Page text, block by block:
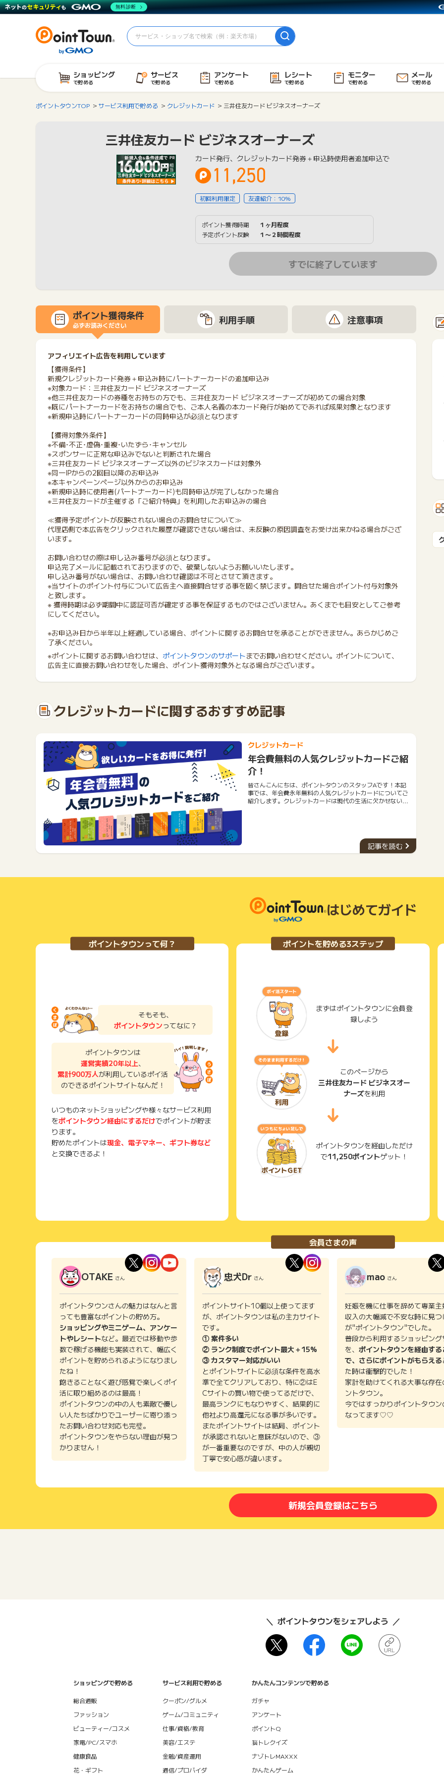
ショッピング
で貯める
サービス
で貯める
アンケート
で貯める
レシート
で貯める
モニター
で貯める
メール
で貯める
ポイントタウンTOP サービス利用で貯める クレジットカード 三井住友カード ビジネスオーナーズ
三井住友カード ビジネスオーナーズ
カード発行、クレジットカード発券＋申込時使用者追加申込で
11,250
初回利用限定 友達紹介：10%
ポイント獲得時期
１ヶ月程度
予定ポイント反映
１〜２時間程度
すでに終了しています
ポイント獲得条件
必ずお読みください 利用手順 注意事項
アフィリエイト広告を利用しています
【獲得条件】
新規クレジットカード発券＋申込み時にパートナーカードの追加申込み
※対象カード：三井住友カード ビジネスオーナーズ
※他三井住友カードの券種をお持ちの方でも、三井住友カード ビジネスオーナーズが初めての場合対象
※既にパートナーカードをお持ちの場合でも、ご本人名義の本カード発行が始めてであれば成果対象となります
※新規申込時にパートナーカードの同時申込が必須となります
【獲得対象外条件】
※不備･不正･虚偽･重複･いたずら･キャンセル
※スポンサーに正常な申込みでないと判断された場合
※三井住友カード ビジネスオーナーズ以外のビジネスカードは対象外
※同一IPからの2回目以降のお申込み
※本キャンペーンページ以外からのお申込み
※新規申込時に使用者(パートナーカード)も同時申込が完了しなかった場合
※三井住友カードが主催する「ご紹介特典」を利用したお申込みの場合
≪獲得予定ポイントが反映されない場合のお問合せについて≫
代理店側で本広告をクリックされた履歴が確認できない場合は、未反映の原因調査をお受け出来かねる場合がござ
います。
お問い合わせの際は申し込み番号が必須となります。
申込完了メールに記載されておりますので、破棄しないようお願いいたします。
申し込み番号がない場合は、お問い合わせ確認は不可とさせて頂きます。
※当サイトのポイント付与について広告主へ直接問合せする事を固く禁じます。問合せた場合ポイント付与対象外
と致します。
※ 獲得時期は必ず期間中に認証可否が確定する事を保証するものではございません。あくまでも目安としてご参考
にしてください。
※お申込み日から半年以上経過している場合、ポイントに関するお問合せを承ることができません。あらかじめご
了承ください。
※ポイントに関するお問い合わせは、 ポイントタウンのサポートまでお問い合わせください。ポイントについて、
広告主に直接お問い合わせをした場合、ポイント獲得対象外となる場合がございます。
クレジットカードに関するおすすめ記事
クレジットカード
年会費無料の人気クレジットカードご紹
介！
皆さんこんにちは、ポイントタウンのスタッフAです！本記
事では、年会費永年無料の人気クレジットカードについてご
紹介します。クレジットカードは現代の生活に欠かせないツ
ビスを提供しながらも、年会費を一切支払う必要がありませ
ん。ぜひ、自分に合ったカードを見つけて、お得な生活を送
りましょう。
記事を読む
はじめてガイド
ポイントタウンって何？
そもそも、
ポイントタウンってなに？
ポイントタウンは
運営実績20年以上、
累計900万人が利用しているポイ活
のできるポイントサイトなんだ！
いつものネットショッピングや様々なサービス利用
をポイントタウン経由にするだけでポイントが貯ま
ります。
貯めたポイントは現金、電子マネー、ギフト券など
と交換できるよ！
ポイントを貯める3ステップ
まずはポイントタウンに会員登
録しよう
このページから
三井住友カード ビジネスオー
ナーズを利用
ポイントタウンを経由しただけ
で11,250ポイントゲット！
会員さまの声
OTAKE さん
ポイントタウンさんの魅力はなんと言
っても豊富なポイントの貯め方。
ショッピングやミニゲーム、アンケー
トやレシートなど。最近では移動や歩
数で稼げる機能も実装されて、幅広く
ポイントを貯められるようになりまし
たね！
飽きることなく遊び感覚で楽しくポイ
活に取り組めるのは最高！
ポイントタウンの中の人も素敵で優し
い人たちばかりでユーザーに寄り添っ
たお問い合わせ対応も完璧。
ポイントタウンをやらない理由が見つ
かりません！
忠犬Dr さん
ポイントサイト10個以上使ってます
が、ポイントタウンは私の主力サイト
です。
① 案件多い
② ランク制度でポイント最大＋15%
③ カスタマー対応がいい
とポイントサイトに必須な条件を高水
準で全てクリアしており、特に②はE
Cサイトの買い物で使ってるだけで、
最高ランクにもなりやすく、結果的に
他社より高還元になる事が多いです。
またポイントサイトは結局、ポイント
が承認されないと意味がないので、③
が一番重要なのですが、中の人が親切
丁寧で安心感が違います。
mao さん
妊娠を機に仕事を辞めて専業主
収入の大幅減で不安な時に見つ
が"ポイントタウン"でした。
普段から利用するショッピング
を、 ポイントタウンを経由する
で、さらにポイントがもらえる
た時は衝撃的でした！
家計を助けてくれる大事な存在
ントタウン。
今ではすっかりポイントタウン
なってます♡♡
新規会員登録はこちら
ポイントタウンをシェアしよう
ショッピングで貯める
総合通販
ファッション
ビューティー/コスメ
家電/PC/スマホ
健康食品
花・ギフト
サービス利用で貯める
クーポン/グルメ
ゲーム/コミュニティ
仕事/資格/教育
美容/エステ
金融/資産運用
通信/プロバイダ
かんたんコンテンツで貯める
ガチャ
アンケート
ポイントQ
脳トレクイズ
ナゾトレMAXXX
かんたんゲーム
無料診断